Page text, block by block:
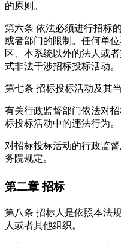
的原则。
第六条 依法必须进行招标
或者部门的限制。任何单
区、本系统以外的法人或
式非法干涉招标投标活动。
第七条 招标投标活动及其
有关行政监督部门依法对
标投标活动中的违法行为。
对招标投标活动的行政监
务院规定。
第二章 招标
第八条 招标人是依照本法
人或者其他组织。